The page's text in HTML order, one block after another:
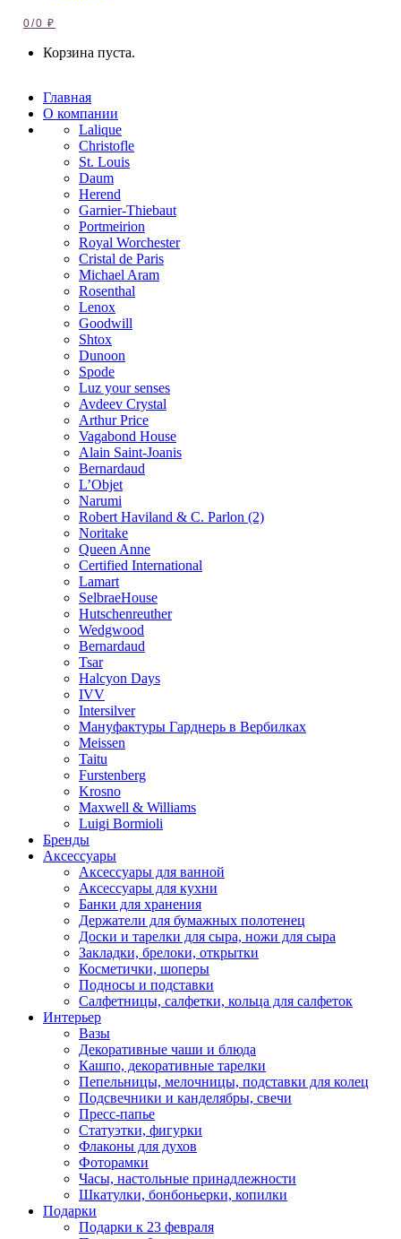
0/0₽
Корзина пуста.
Главная
О компании
Lalique
Christofle
St. Louis
Daum
Herend
Garnier-Thiebaut
Portmeirion
Royal Worchester
Cristal de Paris
Michael Aram
Rosenthal
Lenox
Goodwill
Shtox
Dunoon
Spode
Luz your senses
Avdeev Crystal
Arthur Price
Vagabond House
Alain Saint-Joanis
Bernardaud
L’Objet
Narumi
Robert Haviland & C. Parlon (2)
Noritakе
Queen Anne
Certified International
Lamart
SelbraeHouse
Hutschenreuther
Wedgwood
Bernardaud
Tsar
Halcyon Days
IVV
Intersilver
Мануфактуры Гарднерь в Вербилках
Meissen
Taitu
Furstenberg
Krosno
Maxwell & Williams
Luigi Bormioli
Бренды
Аксессуары
Аксессуары для ванной
Аксессуары для кухни
Банки для хранения
Держатели для бумажных полотенец
Доски и тарелки для сыра, ножи для сыра
Закладки, брелоки, открытки
Косметички, шоперы
Подносы и подставки
Салфетницы, салфетки, кольца для салфеток
Интерьер
Вазы
Декоративные чаши и блюда
Кашпо, декоративные тарелки
Пепельницы, мелочницы, подставки для колец
Подсвечники и канделябры, свечи
Пресс-папье
Статуэтки, фигурки
Флаконы для духов
Фоторамки
Часы, настольные принадлежности
Шкатулки, бонбоньерки, копилки
Подарки
Подарки к 23 февраля